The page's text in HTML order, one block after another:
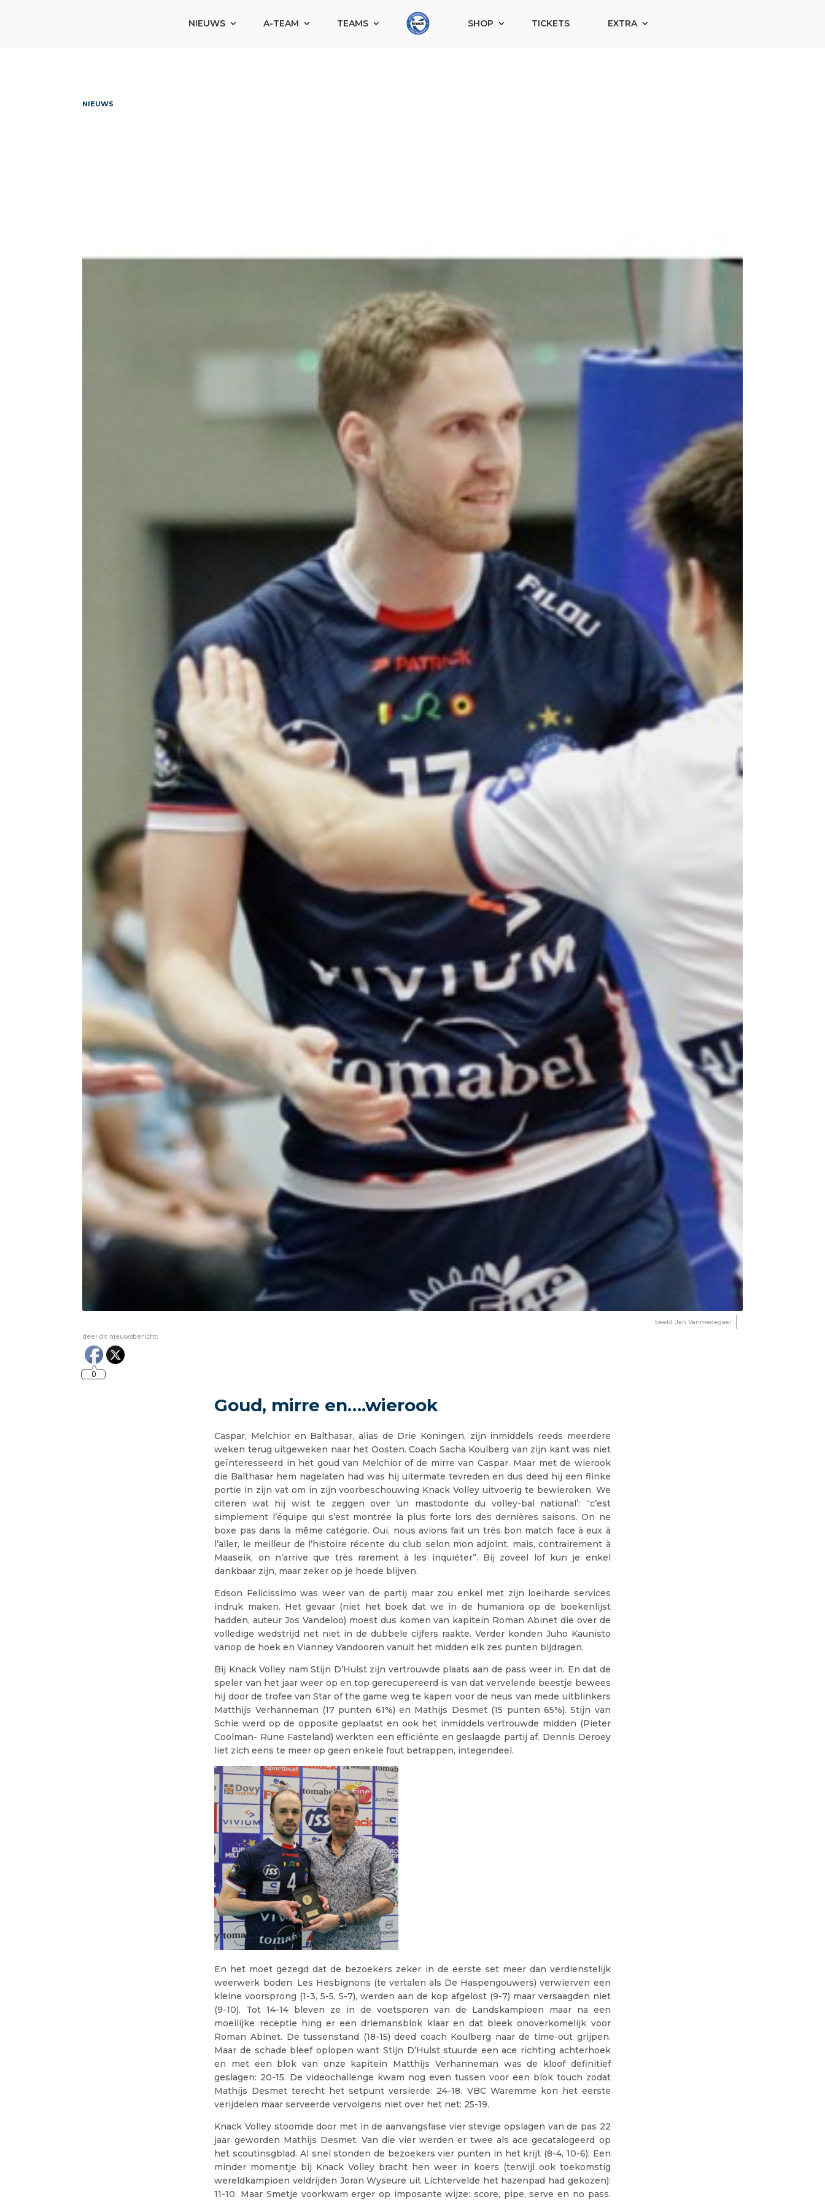
NIEUWS A-TEAM TEAMS SHOP TICKETS EXTRA
NIEUWS
beeld: Jan Vanmedegael
deel dit nieuwsbericht:
0
Goud, mirre en….wierook
Caspar, Melchior en Balthasar, alias de Drie Koningen, zijn inmiddels reeds meerdere
weken terug uitgeweken naar het Oosten. Coach Sacha Koulberg van zijn kant was niet
geïnteresseerd in het goud van Melchior of de mirre van Caspar. Maar met de wierook
die Balthasar hem nagelaten had was hij uitermate tevreden en dus deed hij een flinke
portie in zijn vat om in zijn voorbeschouwing Knack Volley uitvoerig te bewieroken. We
citeren wat hij wist te zeggen over ‘un mastodonte du volley-bal national’: “c’est
simplement l’équipe qui s’est montrée la plus forte lors des dernières saisons. On ne
boxe pas dans la même catégorie. Oui, nous avions fait un très bon match face à eux à
l’aller, le meilleur de l’histoire récente du club selon mon adjoint, mais, contrairement à
Maaseik, on n’arrive que très rarement à les inquiéter”. Bij zoveel lof kun je enkel
dankbaar zijn, maar zeker op je hoede blijven.
Edson Felicissimo was weer van de partij maar zou enkel met zijn loeiharde services
indruk maken. Het gevaar (niet het boek dat we in de humaniora op de boekenlijst
hadden, auteur Jos Vandeloo) moest dus komen van kapitein Roman Abinet die over de
volledige wedstrijd net niet in de dubbele cijfers raakte. Verder konden Juho Kaunisto
vanop de hoek en Vianney Vandooren vanuit het midden elk zes punten bijdragen.
Bij Knack Volley nam Stijn D’Hulst zijn vertrouwde plaats aan de pass weer in. En dat de
speler van het jaar weer op en top gerecupereerd is van dat vervelende beestje bewees
hij door de trofee van Star of the game weg te kapen voor de neus van mede uitblinkers
Matthijs Verhanneman (17 punten 61%) en Mathijs Desmet (15 punten 65%). Stijn van
Schie werd op de opposite geplaatst en ook het inmiddels vertrouwde midden (Pieter
Coolman- Rune Fasteland) werkten een efficiënte en geslaagde partij af. Dennis Deroey
liet zich eens te meer op geen enkele fout betrappen, integendeel.
En het moet gezegd dat de bezoekers zeker in de eerste set meer dan verdienstelijk
weerwerk boden. Les Hesbignons (te vertalen als De Haspengouwers) verwierven een
kleine voorsprong (1-3, 5-5, 5-7), werden aan de kop afgelost (9-7) maar versaagden niet
(9-10). Tot 14-14 bleven ze in de voetsporen van de Landskampioen maar na een
moeilijke receptie hing er een driemansblok klaar en dat bleek onoverkomelijk voor
Roman Abinet. De tussenstand (18-15) deed coach Koulberg naar de time-out grijpen.
Maar de schade bleef oplopen want Stijn D’Hulst stuurde een ace richting achterhoek
en met een blok van onze kapitein Matthijs Verhanneman was de kloof definitief
geslagen: 20-15. De videochallenge kwam nog even tussen voor een blok touch zodat
Mathijs Desmet terecht het setpunt versierde: 24-18. VBC Waremme kon het eerste
verijdelen maar serveerde vervolgens niet over het net: 25-19.
Knack Volley stoomde door met in de aanvangsfase vier stevige opslagen van de pas 22
jaar geworden Mathijs Desmet. Van die vier werden er twee als ace gecatalogeerd op
het scoutinsgblad. Al snel stonden de bezoekers vier punten in het krijt (8-4, 10-6). Een
minder momentje bij Knack Volley bracht hen weer in koers (terwijl ook toekomstig
wereldkampioen veldrijden Joran Wyseure uit Lichtervelde het hazenpad had gekozen):
11-10. Maar Smetje voorkwam erger op imposante wijze: score, pipe, serve en no pass.